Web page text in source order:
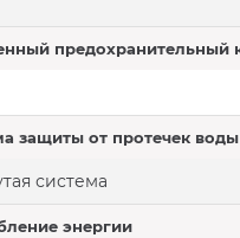
предохранительный
защиты от протечек воды
система
энергии